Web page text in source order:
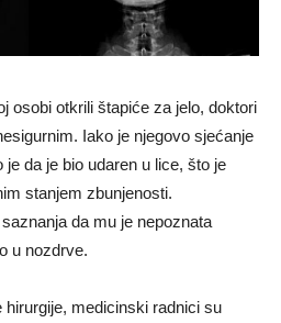
osobi otkrili štapiće za jelo, doktori
Iako je njegovo sjećanje
da je bio udaren u lice, što je
stanjem zbunjenosti.
da mu je nepoznata
u nozdrve.
medicinski radnici su